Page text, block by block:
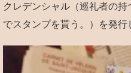
クレデンシャル（巡礼者の
でスタンプを貰う。）を発行